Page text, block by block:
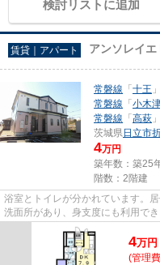
検討リストに追加
賃貸｜アパート アンソレイ
常磐線 「十王
常磐線 「小木
常磐線 「高萩
茨城県 日立市
4万円
築年数：築25
階数：2階建
浴室とトイレが分かれています。
洗面所があり、身支度にも利用で
収納など豊富なので、衣類や...
4万円
(管理